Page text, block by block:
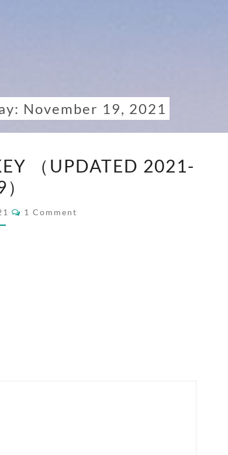
November 19, 2021
（UPDATED 2021-
COMMENTS
1 Comment